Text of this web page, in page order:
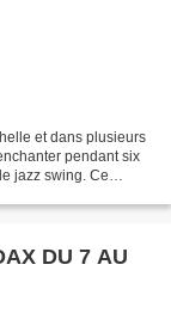
et dans plusieurs
pendant six
jazz swing. Ce
DU 7 AU